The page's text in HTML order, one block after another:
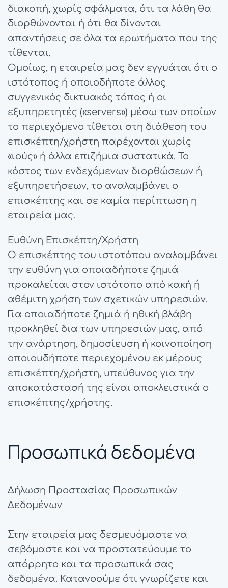
διακοπή, χωρίς σφάλματα, ότι τα λάθη θα
διορθώνονται ή ότι θα δίνονται
απαντήσεις σε όλα τα ερωτήματα που της
τίθενται.
Ομοίως, η εταιρεία μας δεν εγγυάται ότι ο
ιστότοπος ή οποιοδήποτε άλλος
συγγενικός δικτυακός τόπος ή οι
εξυπηρετητές («servers») μέσω των οποίων
το περιεχόμενο τίθεται στη διάθεση του
επισκέπτη/χρήστη παρέχονται χωρίς
«ιούς» ή άλλα επιζήμια συστατικά. Το
κόστος των ενδεχόμενων διορθώσεων ή
εξυπηρετήσεων, το αναλαμβάνει ο
επισκέπτης και σε καμία περίπτωση η
εταιρεία μας.
Ευθύνη Επισκέπτη/Χρήστη
Ο επισκέπτης του ιστοτόπου αναλαμβάνει
την ευθύνη για οποιαδήποτε ζημιά
προκαλείται στον ιστότοπο από κακή ή
αθέμιτη χρήση των σχετικών υπηρεσιών.
Για οποιαδήποτε ζημιά ή ηθική βλάβη
προκληθεί δια των υπηρεσιών μας, από
την ανάρτηση, δημοσίευση ή κοινοποίηση
οποιουδήποτε περιεχομένου εκ μέρους
επισκέπτη/χρήστη, υπεύθυνος για την
αποκατάστασή της είναι αποκλειστικά ο
επισκέπτης/χρήστης.
Προσωπικά δεδομένα
Δήλωση Προστασίας Προσωπικών
Δεδομένων
Στην εταιρεία μας δεσμευόμαστε να
σεβόμαστε και να προστατεύουμε το
απόρρητο και τα προσωπικά σας
δεδομένα. Κατανοούμε ότι γνωρίζετε και